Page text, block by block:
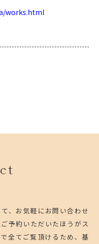
works.html
、お気軽にお問い合わせ
予約いただいたほうがス
全てご覧頂けるため、基